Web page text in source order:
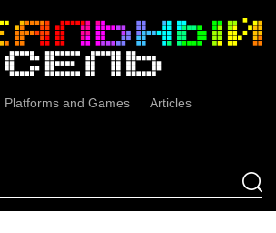
Platforms and Games Articles